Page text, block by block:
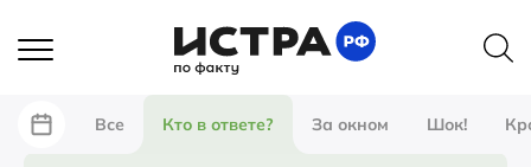
Все Кто в ответе? За окном Шок!